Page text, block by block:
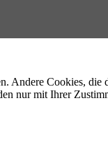
Andere Cookies,
nur mit Ihrer